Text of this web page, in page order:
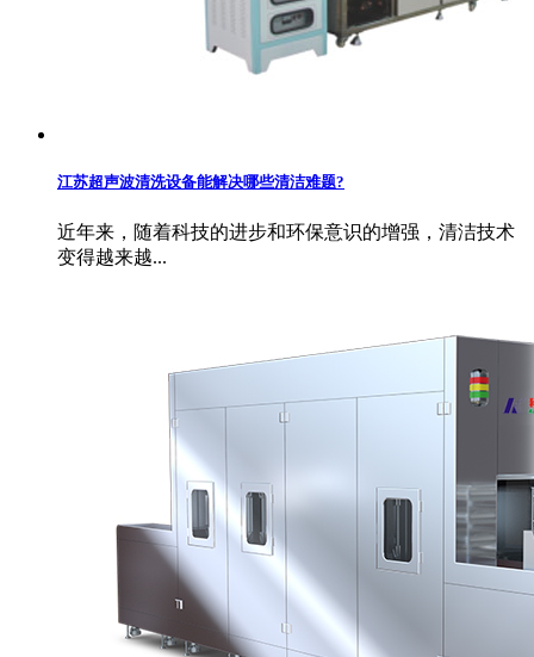
江苏超声波清洗设备能解决哪些清洁难题?
近年来，随着科技的进步和环保意识的增强，清洁技术
变得越来越...